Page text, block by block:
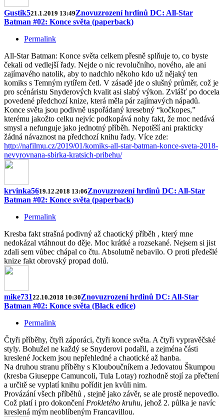
Gustik521.1.2019 13:49Znovuzrození hrdinů DC: All-Star
Batman #02: Konce světa (paperback)
Permalink
All-Star Batman: Konce světa celkem přesně splňuje to, co byste
čekali od vedlejší řady. Nejde o nic revolučního, nového, ale ani
zajímavého natolik, aby to nadchlo někoho kdo už nějaký ten
komiks s Temným rytířem četl. V zásadě jde o slušný průměr, což je
pro scénáristu Snyderových kvalit asi slabý výkon. Zvlášť po docela
povedené předchozí knize, která měla pár zajímavých nápadů.
Konce světa jsou podivně uspořádaný kresebný “kočkopes,”
kterému jakožto celku nejvíc podkopává nohy fakt, že moc nedává
smysl a nefunguje jako jednotný příběh. Nepotěší ani prakticky
žádná návaznost na předchozí knihu řady. Více zde:
http://nafilmu.cz/2019/01/komiks-all-star-batman-konce-sveta-2018-
nevyrovnana-sbirka-kratsich-pribehu/
krvinka5619.12.2018 13:06Znovuzrození hrdinů DC: All-Star
Batman #02: Konce světa (paperback)
Permalink
Kresba fakt strašná podivný až chaotický příběh , který mne
nedokázal vtáhnout do děje. Moc krátké a rozsekané. Nejsem si jist
zdali sem vůbec chápal co čtu. Absolutně nebavilo. O proti předešlé
knize fakt obrovský propad dolů.
mike73122.10.2018 10:30Znovuzrození hrdinů DC: All-Star
Batman #02: Konce světa (Black edice)
Permalink
Čtyři příběhy, čtyři záporáci, čtyři konce světa. A čtyři vypravěčské
styly. Bohužel ne každý se Snyderovi podařil, a zejména části
kreslené Jockem jsou nepřehledné a chaotické až hanba.
Na druhou stranu příběhy s Klouboučníkem a Jedovatou Škumpou
(kresba Giuseppe Camuncoli, Tula Lotay) rozhodně stojí za přečtení
a určitě se vyplatí knihu pořídit jen kvůli nim.
Provázání všech příběhů , stejně jako závěr, se ale prostě nepovedlo.
Což platí i pro dokončení Prokletého kruhu, jehož 2. půlka je navíc
kreslená mým neoblíbeným Francavillou.